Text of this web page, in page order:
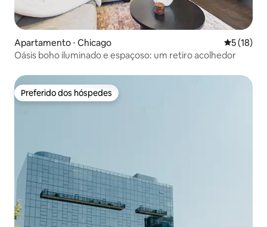
Apartamento ⋅ Chicago 5 de uma
5 (18)
Oásis boho iluminado e espaçoso: um retiro acolhedor
Preferido dos hóspedes
Preferido dos hóspedes